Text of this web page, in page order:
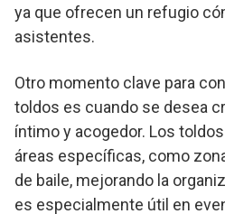
ya que ofrecen un refugio
asistentes.
Otro momento clave para
toldos es cuando se desea
íntimo y acogedor. Los
áreas específicas, como
de baile, mejorando la
es especialmente útil en